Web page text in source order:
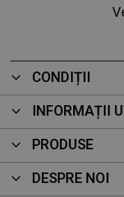
CONDIȚII
INFORMAȚII
PRODUSE
DESPRE NOI